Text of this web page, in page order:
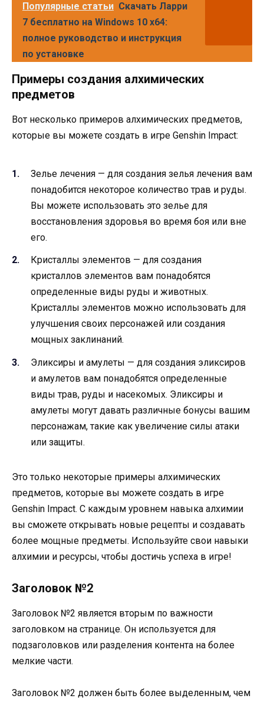
Популярные статьи Скачать Ларри
7 бесплатно на Windows 10 x64:
полное руководство и инструкция
по установке
Примеры создания алхимических
предметов
Вот несколько примеров алхимических предметов,
которые вы можете создать в игре Genshin Impact:
Зелье лечения — для создания зелья лечения вам
понадобится некоторое количество трав и руды.
Вы можете использовать это зелье для
восстановления здоровья во время боя или вне
его.
Кристаллы элементов — для создания
кристаллов элементов вам понадобятся
определенные виды руды и животных.
Кристаллы элементов можно использовать для
улучшения своих персонажей или создания
мощных заклинаний.
Эликсиры и амулеты — для создания эликсиров
и амулетов вам понадобятся определенные
виды трав, руды и насекомых. Эликсиры и
амулеты могут давать различные бонусы вашим
персонажам, такие как увеличение силы атаки
или защиты.
Это только некоторые примеры алхимических
предметов, которые вы можете создать в игре
Genshin Impact. С каждым уровнем навыка алхимии
вы сможете открывать новые рецепты и создавать
более мощные предметы. Используйте свои навыки
алхимии и ресурсы, чтобы достичь успеха в игре!
Заголовок №2
Заголовок №2 является вторым по важности
заголовком на странице. Он используется для
подзаголовков или разделения контента на более
мелкие части.
Заголовок №2 должен быть более выделенным, чем